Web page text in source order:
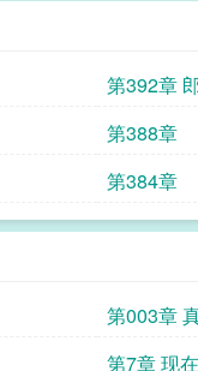
第392章
第388章
第384章
第003章
第7章 现